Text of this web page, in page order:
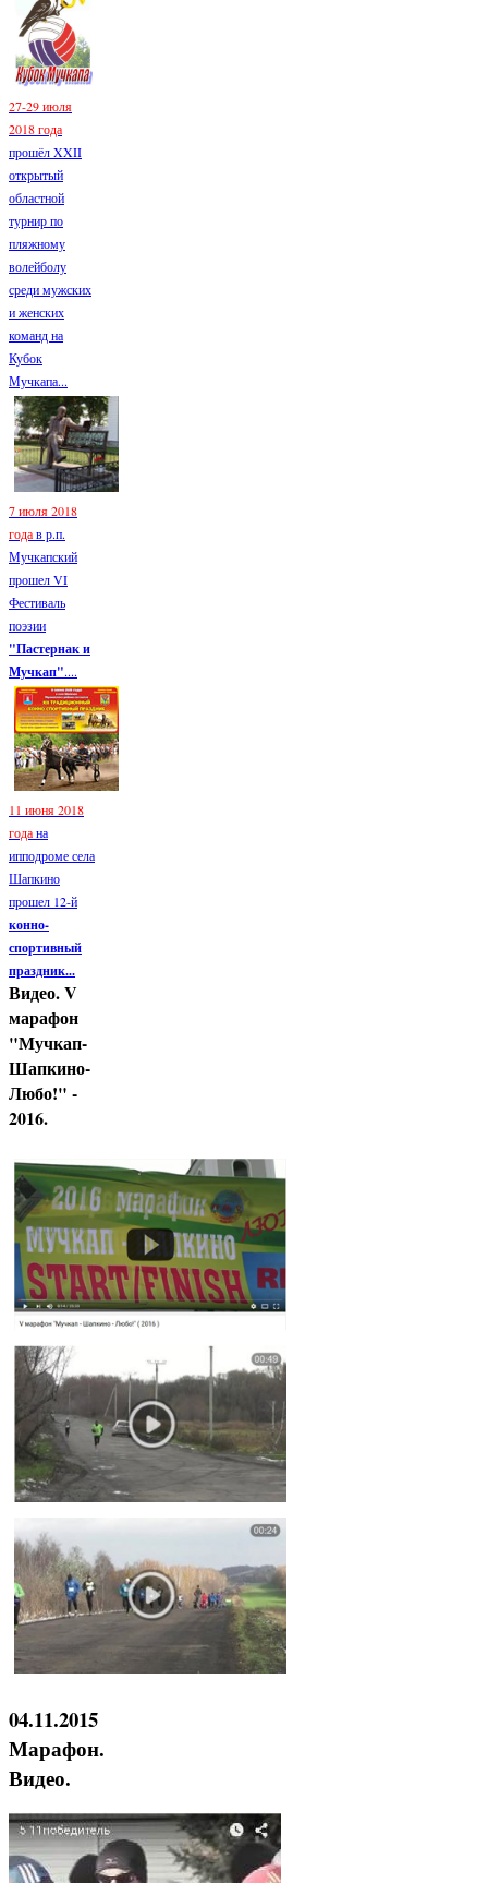
27-29 июля
2018 года
прошёл XXII
открытый
областной
турнир по
пляжному
волейболу
среди мужских
и женских
команд на
Кубок
Мучкапа...
7 июля 2018
годав р.п.
Мучкапский
прошел VI
Фестиваль
поэзии
"Пастернак и
Мучкап"....
11 июня 2018
годана
ипподроме села
Шапкино
прошел 12-й
конно-
спортивный
праздник...
Видео. V
марафон
"Мучкап-
Шапкино-
Любо!" -
2016.
04.11.2015
Марафон.
Видео.